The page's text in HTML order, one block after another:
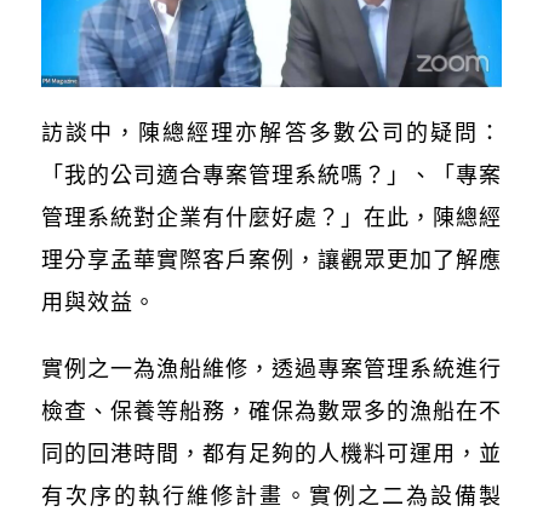
訪談中，陳總經理亦解答多數公司的疑問：
「我的公司適合專案管理系統嗎？」、「專案
管理系統對企業有什麼好處？」在此，陳總經
理分享孟華實際客戶案例，讓觀眾更加了解應
用與效益。
實例之一為漁船維修，透過專案管理系統進行
檢查、保養等船務，確保為數眾多的漁船在不
同的回港時間，都有足夠的人機料可運用，並
有次序的執行維修計畫。實例之二為設備製